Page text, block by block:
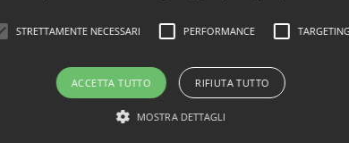
STRETTAMENTE NECESSARI PERFORMANCE
ACCETTA TUTTO RIFIUTA TUTTO
MOSTRA DETTAGLI